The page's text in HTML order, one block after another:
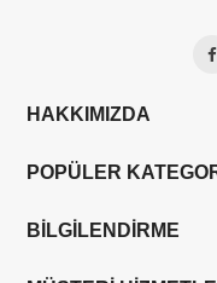
HAKKIMIZDA
POPÜLER
BİLGİLENDİRME